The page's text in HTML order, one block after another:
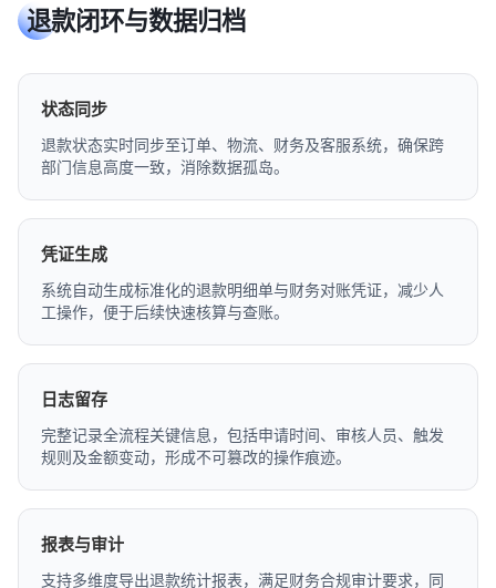
退款闭环与数据归档
状态同步
退款状态实时同步至订单、物流、财务及客服系统，确保跨
部门信息高度一致，消除数据孤岛。
凭证生成
系统自动生成标准化的退款明细单与财务对账凭证，减少人
工操作，便于后续快速核算与查账。
日志留存
完整记录全流程关键信息，包括申请时间、审核人员、触发
规则及金额变动，形成不可篡改的操作痕迹。
报表与审计
支持多维度导出退款统计报表，满足财务合规审计要求，同